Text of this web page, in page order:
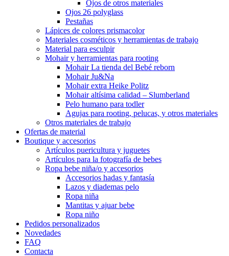
Ojos de otros materiales
Ojos 26 polyglass
Pestañas
Lápices de colores prismacolor
Materiales cosméticos y herramientas de trabajo
Material para esculpir
Mohair y herramientas para rooting
Mohair La tienda del Bebé reborn
Mohair Ju&Na
Mohair extra Heike Politz
Mohair altísima calidad – Slumberland
Pelo humano para todler
Agujas para rooting, pelucas, y otros materiales
Otros materiales de trabajo
Ofertas de material
Boutique y accesorios
Artículos puericultura y juguetes
Artículos para la fotografía de bebes
Ropa bebe niña/o y accesorios
Accesorios hadas y fantasía
Lazos y diademas pelo
Ropa niña
Mantitas y ajuar bebe
Ropa niño
Pedidos personalizados
Novedades
FAQ
Contacta